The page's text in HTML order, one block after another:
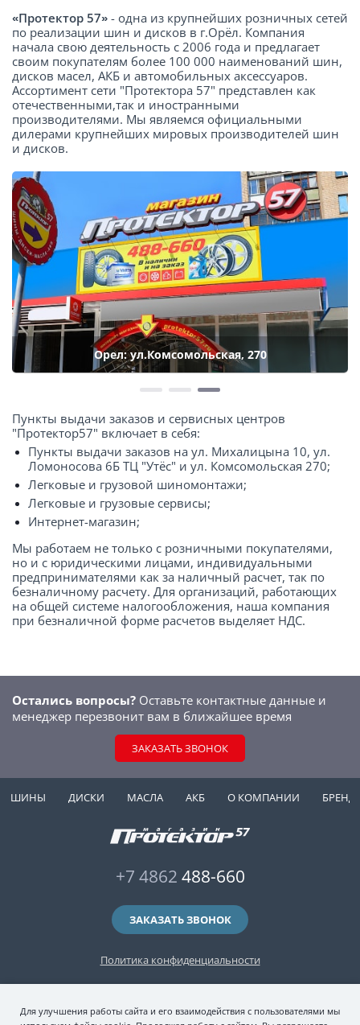
Орел: ул.Комсомольская, 270
«Протектор 57» - одна из крупнейших розничных сетей
по реализации шин и дисков в г.Орёл. Компания
начала свою деятельность с 2006 года и предлагает
своим покупателям более 100 000 наименований шин,
дисков масел, АКБ и автомобильных аксессуаров.
Ассортимент сети "Протектора 57" представлен как
отечественными,так и иностранными
производителями. Мы являемся официальными
дилерами крупнейших мировых производителей шин
и дисков.
Пункты выдачи заказов и сервисных центров
"Протектор57" включает в себя:
Пункты выдачи заказов на ул. Михалицына 10, ул.
Ломоносова 6Б ТЦ "Утёс" и ул. Комсомольская 270;
Легковые и грузовой шиномонтажи;
Легковые и грузовые сервисы;
Интернет-магазин;
Мы работаем не только с розничными покупателями,
но и с юридическими лицами, индивидуальными
предпринимателями как за наличный расчет, так по
безналичному расчету. Для организаций, работающих
на общей системе налогообложения, наша компания
при безналичной форме расчетов выделяет НДС.
Остались вопросы? Оставьте контактные данные и
менеджер перезвонит вам в ближайшее время
ЗАКАЗАТЬ ЗВОНОК
ШИНЫ ДИСКИ МАСЛА АКБ О КОМПАНИИ
Политика конфиденциальности
+7 4862 488-660
ЗАКАЗАТЬ ЗВОНОК
2006-2026 © интернет-магазин "Протектор 57" — автомобильные шины
(зимние и летние шины), колесные диски, шиномонтаж и хранение шин.
Для улучшения работы сайта и его взаимодействия с пользователями мы